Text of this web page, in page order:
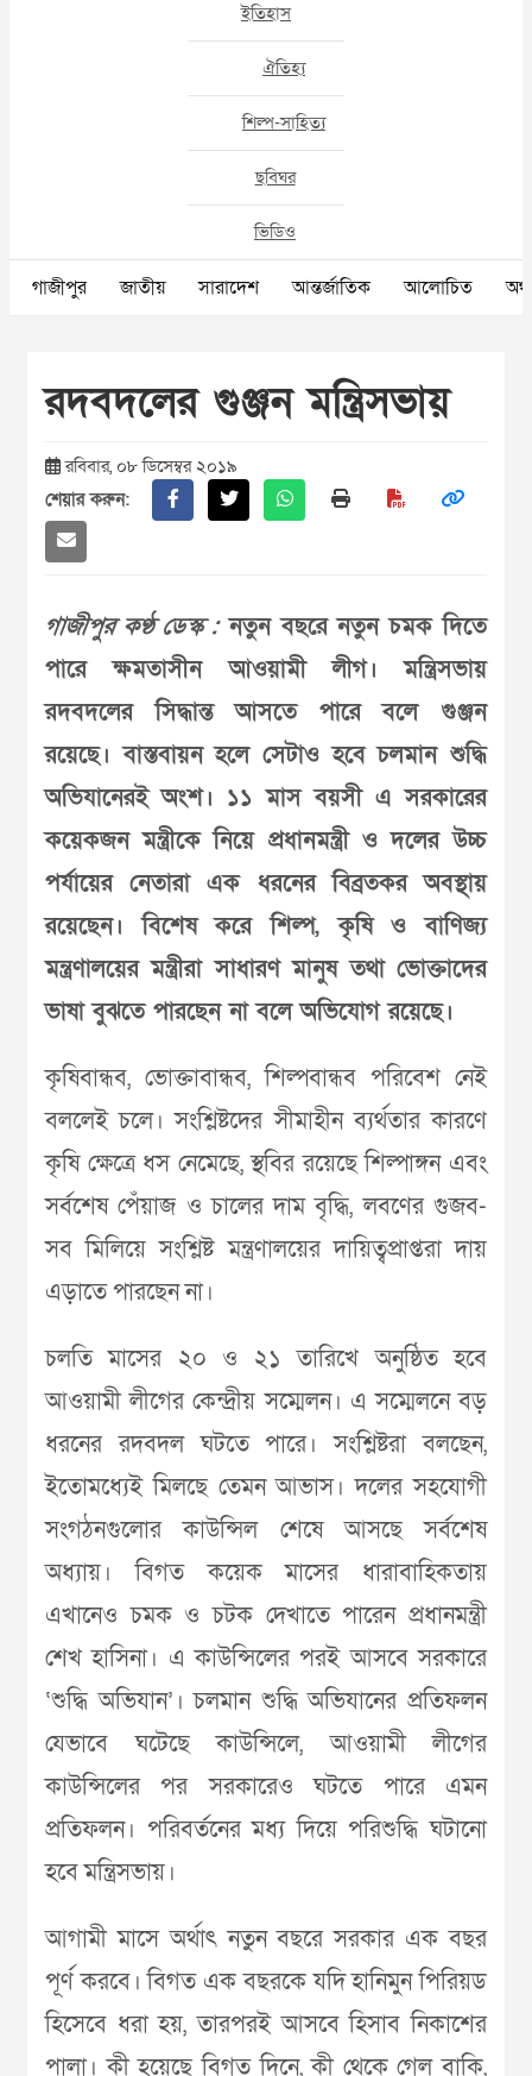
ইতিহাস
ঐতিহ্য
শিল্প-সাহিত্য
ছবিঘর
ভিডিও
গাজীপুর জাতীয় সারাদেশ আন্তর্জাতিক আলোচিত
রদবদলের গুঞ্জন মন্ত্রিসভায়
রবিবার, ০৮ ডিসেম্বর ২০১৯
শেয়ার করুন:
গাজীপুর কণ্ঠ ডেস্ক :নতুন বছরে নতুন চমক দিতে
পারে ক্ষমতাসীন আওয়ামী লীগ। মন্ত্রিসভায়
রদবদলের সিদ্ধান্ত আসতে পারে বলে গুঞ্জন
রয়েছে। বাস্তবায়ন হলে সেটাও হবে চলমান শুদ্ধি
অভিযানেরই অংশ। ১১ মাস বয়সী এ সরকারের
কয়েকজন মন্ত্রীকে নিয়ে প্রধানমন্ত্রী ও দলের উচ্চ
পর্যায়ের নেতারা এক ধরনের বিব্রতকর অবস্থায়
রয়েছেন। বিশেষ করে শিল্প, কৃষি ও বাণিজ্য
মন্ত্রণালয়ের মন্ত্রীরা সাধারণ মানুষ তথা ভোক্তাদের
ভাষা বুঝতে পারছেন না বলে অভিযোগ রয়েছে।
কৃষিবান্ধব, ভোক্তাবান্ধব, শিল্পবান্ধব পরিবেশ নেই
বললেই চলে। সংশ্লিষ্টদের সীমাহীন ব্যর্থতার কারণে
কৃষি ক্ষেত্রে ধস নেমেছে, স্থবির রয়েছে শিল্পাঙ্গন এবং
সর্বশেষ পেঁয়াজ ও চালের দাম বৃদ্ধি, লবণের গুজব-
সব মিলিয়ে সংশ্লিষ্ট মন্ত্রণালয়ের দায়িত্বপ্রাপ্তরা দায়
এড়াতে পারছেন না।
চলতি মাসের ২০ ও ২১ তারিখে অনুষ্ঠিত হবে
আওয়ামী লীগের কেন্দ্রীয় সম্মেলন। এ সম্মেলনে বড়
ধরনের রদবদল ঘটতে পারে। সংশ্লিষ্টরা বলছেন,
ইতোমধ্যেই মিলছে তেমন আভাস। দলের সহযোগী
সংগঠনগুলোর কাউন্সিল শেষে আসছে সর্বশেষ
অধ্যায়। বিগত কয়েক মাসের ধারাবাহিকতায়
এখানেও চমক ও চটক দেখাতে পারেন প্রধানমন্ত্রী
শেখ হাসিনা। এ কাউন্সিলের পরই আসবে সরকারে
‘শুদ্ধি অভিযান’। চলমান শুদ্ধি অভিযানের প্রতিফলন
যেভাবে ঘটেছে কাউন্সিলে, আওয়ামী লীগের
কাউন্সিলের পর সরকারেও ঘটতে পারে এমন
প্রতিফলন। পরিবর্তনের মধ্য দিয়ে পরিশুদ্ধি ঘটানো
হবে মন্ত্রিসভায়।
আগামী মাসে অর্থাৎ নতুন বছরে সরকার এক বছর
পূর্ণ করবে। বিগত এক বছরকে যদি হানিমুন পিরিয়ড
হিসেবে ধরা হয়, তারপরই আসবে হিসাব নিকাশের
পালা। কী হয়েছে বিগত দিনে, কী থেকে গেল বাকি,